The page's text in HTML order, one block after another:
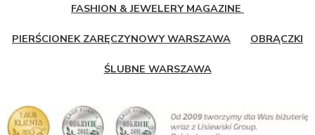
FASHION & JEWELERY MAGAZINE
PIERŚCIONEK ZARĘCZYNOWY WARSZAWA OBRĄCZKI
ŚLUBNE WARSZAWA